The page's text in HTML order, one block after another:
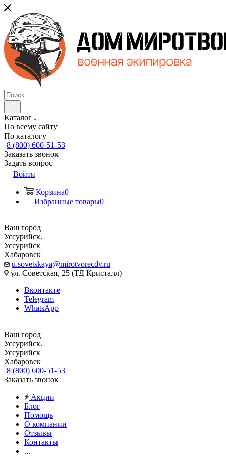
Каталог
По всему сайту
По каталогу
8 (800) 600-51-53
Заказать звонок
Задать вопрос
Войти
Корзина0
Избранные товары0
Ваш город
Уссурийск
Уссурийск
Хабаровск
u.sovetskaya@mirotvorecdv.ru
ул. Советская, 25 (ТД Кристалл)
Вконтакте
Telegram
WhatsApp
Ваш город
Уссурийск
Уссурийск
Хабаровск
8 (800) 600-51-53
Заказать звонок
Акции
Блог
Помощь
О компании
Отзывы
Контакты
...